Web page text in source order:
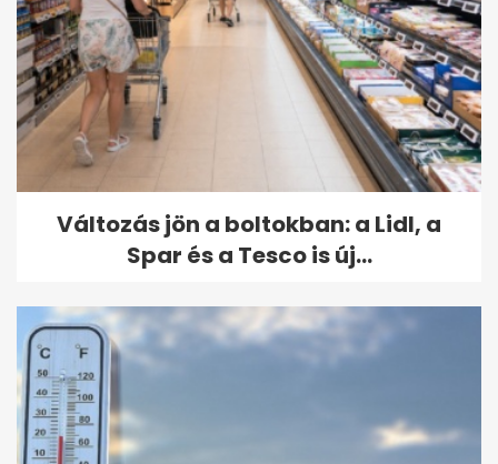
Változás jön a boltokban: a Lidl, a
Spar és a Tesco is új...